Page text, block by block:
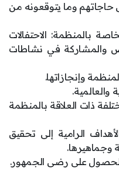
حاجاتهم وما يتوقعونه من
بالمنظمة: الاحتفالات
والمشاركة في نشاطات
وإنجازاتها.
والعالمية.
ذات العلاقة بالمنظمة
الرامية إلى تحقيق
وجماهيرها.
الحصول على رضى الجمهور.